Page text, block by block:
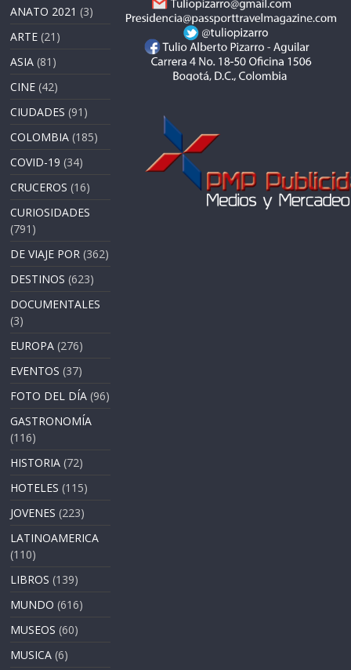
ANATO 2021 (3)
ARTE (21)
ASIA (81)
CINE (42)
CIUDADES (91)
COLOMBIA (185)
COVID-19 (34)
CRUCEROS (16)
CURIOSIDADES
(791)
DE VIAJE POR (362)
DESTINOS (623)
DOCUMENTALES
(3)
EUROPA (276)
EVENTOS (37)
FOTO DEL DÍA (96)
GASTRONOMÍA
(116)
HISTORIA (72)
HOTELES (115)
JOVENES (223)
LATINOAMERICA
(110)
LIBROS (139)
MUNDO (616)
MUSEOS (60)
MUSICA (6)